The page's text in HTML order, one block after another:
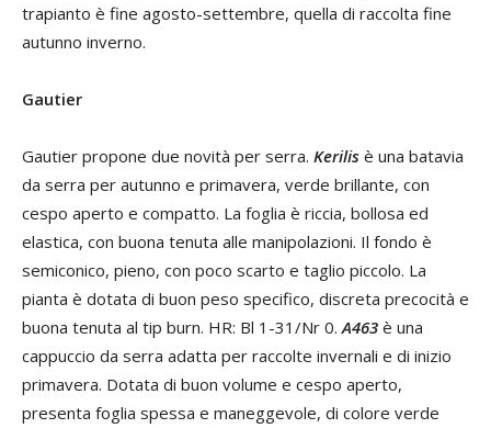
trapianto è fine agosto-settembre, quella di raccolta fine
autunno inverno.
Gautier
Gautier propone due novità per serra. Kerilis è una batavia
da serra per autunno e primavera, verde brillante, con
cespo aperto e compatto. La foglia è riccia, bollosa ed
elastica, con buona tenuta alle manipolazioni. Il fondo è
semiconico, pieno, con poco scarto e taglio piccolo. La
pianta è dotata di buon peso specifico, discreta precocità e
buona tenuta al tip burn. HR: Bl 1-31/Nr 0. A463 è una
cappuccio da serra adatta per raccolte invernali e di inizio
primavera. Dotata di buon volume e cespo aperto,
presenta foglia spessa e maneggevole, di colore verde